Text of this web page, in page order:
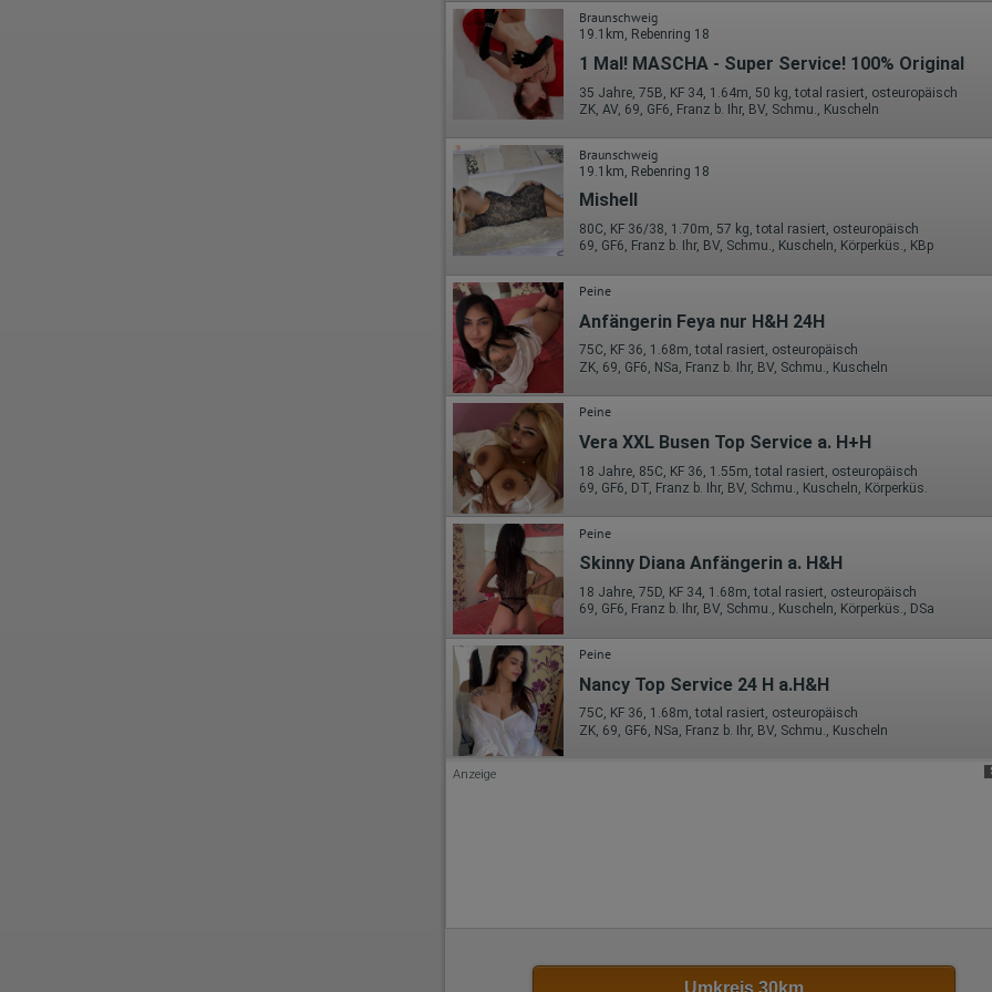
sowie die von dem Browser übermittelte IP-Adresse werden übertragen
und gespeichert. Dabei können aus den verarbeiteten Daten
Nutzungsprofile der Nutzer erstellt werden. Diese Informationen wird
Google gegebenenfalls auch an Dritte übertragen, sofern dies gesetzlich
vorgeschrieben wird oder, soweit Dritte diese Daten im Auftrag von
Google verarbeiten. Die IP-Adresse der Nutzer wird von Google innerhalb
Vertragsstaaten des Abkommens über den Europäischen
Wirtschaftsraum gekürzt, dies bedeutet, dass alle Daten anonym
erhoben werden. Nur in Ausnahmefällen wird die volle IP-Adresse an
einen Server von Google in den USA übertragen und dort gekürzt. Die von
dem Browser des Nutzers übermittelte IP-Adresse wird nicht mit anderen
Daten von Google zusammengeführt.
Herkunft (Land und Stadt)
Sprache
Betriebssystem
Gerät (PC, Tablet-PC oder Smartphone)
Browser und alle verwendeten Add-ons
Auflösung des Computers
Besucherquelle (Facebook, Suchmaschine oder verweisende
Webseite)
Welche Dateien wurden heruntergeladen?
Welche Videos angeschaut?
Wurden Werbebanner angeklickt?
Wohin ging der Besucher? Klickte er auf weitere Seiten des Portals
oder hat er sie komplett verlassen?
Wie lange blieb der Besucher?
Ort der Verarbeitung:
Europäische Union & USA
Hotjar
Wir nutzen Hotjar als Webanalysedient. Es wird verwendet, um Daten
über das Benutzerverhalten zu sammeln. Hotjar kann auch im Rahmen
von Umfragen und Feedbackfunktionen, die auf unserer Website
eingebunden sind, von Ihnen bereitgestellte Informationen verarbeiten.
Herausgeber:
Hotjar Limited, Malta
Referrer URL
Eindeutige Gerätekennung
Braunschweig
19.1km, Rebenring 18
1 Mal! MASCHA - Super Service! 100% Original
35 Jahre, 75B, KF 34, 1.64m, 50 kg, total rasiert, osteuropäisch
ZK, AV, 69, GF6, Franz b. Ihr, BV, Schmu., Kuscheln
Braunschweig
19.1km, Rebenring 18
Mishell
80C, KF 36/38, 1.70m, 57 kg, total rasiert, osteuropäisch
69, GF6, Franz b. Ihr, BV, Schmu., Kuscheln, Körperküs., KBp
Peine
Anfängerin Feya nur H&H 24H
75C, KF 36, 1.68m, total rasiert, osteuropäisch
ZK, 69, GF6, NSa, Franz b. Ihr, BV, Schmu., Kuscheln
Peine
Vera XXL Busen Top Service a. H+H
18 Jahre, 85C, KF 36, 1.55m, total rasiert, osteuropäisch
69, GF6, DT, Franz b. Ihr, BV, Schmu., Kuscheln, Körperküs.
Peine
Skinny Diana Anfängerin a. H&H
18 Jahre, 75D, KF 34, 1.68m, total rasiert, osteuropäisch
69, GF6, Franz b. Ihr, BV, Schmu., Kuscheln, Körperküs., DSa
Peine
Nancy Top Service 24 H a.H&H
75C, KF 36, 1.68m, total rasiert, osteuropäisch
ZK, 69, GF6, NSa, Franz b. Ihr, BV, Schmu., Kuscheln
Anzeige
Umkreis 30km